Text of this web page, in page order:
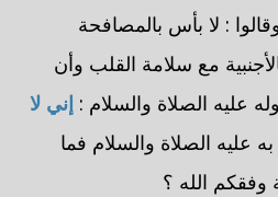
: لا بأس بالمصافحة
مع سلامة القلب وأن
عليه الصلاة والسلام : إني لا
عليه الصلاة والسلام فما
وفقكم الله ؟